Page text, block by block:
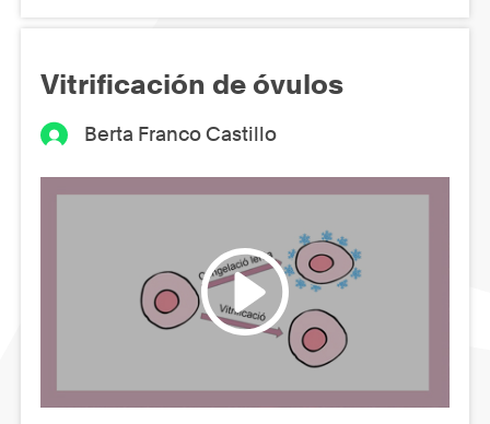
Vitrificación de óvulos
Berta Franco Castillo